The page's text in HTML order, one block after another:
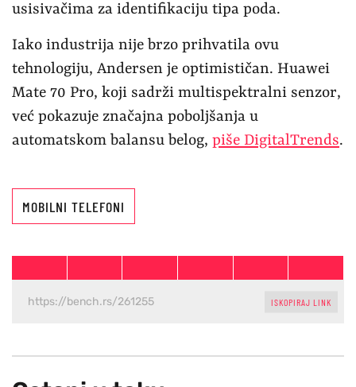
usisivačima za identifikaciju tipa poda.
Iako industrija nije brzo prihvatila ovu
tehnologiju, Andersen je optimističan. Huawei
Mate 70 Pro, koji sadrži multispektralni senzor,
već pokazuje značajna poboljšanja u
automatskom balansu belog, piše DigitalTrends.
MOBILNI TELEFONI
ISKOPIRAJ LINK